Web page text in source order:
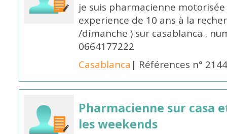
je suis pharmacienne
experience de 10 ans à la
/dimanche ) sur casablanca .
0664177222
Casablanca | Références n°
Pharmacienne sur casa
les weekends